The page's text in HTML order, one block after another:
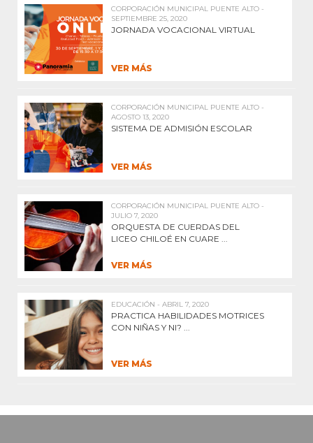
CORPORACIÓN MUNICIPAL PUENTE ALTO -
SEPTIEMBRE 25, 2020
JORNADA VOCACIONAL VIRTUAL
VER MÁS
CORPORACIÓN MUNICIPAL PUENTE ALTO -
AGOSTO 13, 2020
SISTEMA DE ADMISIÓN ESCOLAR
VER MÁS
CORPORACIÓN MUNICIPAL PUENTE ALTO -
JULIO 7, 2020
ORQUESTA DE CUERDAS DEL
LICEO CHILOÉ EN CUARE ...
VER MÁS
EDUCACIÓN - ABRIL 7, 2020
PRACTICA HABILIDADES MOTRICES
CON NIÑAS Y NI? ...
VER MÁS